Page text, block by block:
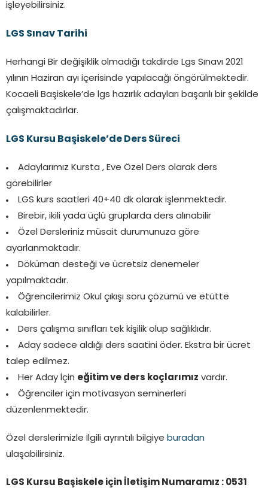
işleyebilirsiniz.
LGS Sınav Tarihi
Herhangi Bir değişiklik olmadığı takdirde Lgs Sınavı 2021
yılının Haziran ayı içerisinde yapılacağı öngörülmektedir.
Kocaeli Başiskele’de lgs hazırlık adayları başarılı bir şekilde
çalışmaktadırlar.
LGS Kursu Başiskele’de Ders Süreci
Adaylarımız Kursta , Eve Özel Ders olarak ders
görebilirler
LGS kurs saatleri 40+40 dk olarak işlenmektedir.
Birebir, ikili yada üçlü gruplarda ders alınabilir
Özel Dersleriniz müsait durumunuza göre
ayarlanmaktadır.
Döküman desteği ve ücretsiz denemeler
yapılmaktadır.
Öğrencilerimiz Okul çıkışı soru çözümü ve etütte
kalabilirler.
Ders çalışma sınıfları tek kişilik olup sağlıklıdır.
Aday sadece aldığı ders saatini öder. Ekstra bir ücret
talep edilmez.
Her Aday İçin eğitim ve ders koçlarımız vardır.
Öğrenciler için motivasyon seminerleri
düzenlenmektedir.
Özel derslerimizle İlgili ayrıntılı bilgiye buradan
ulaşabilirsiniz.
LGS Kursu Başiskele için İletişim Numaramız : 0531